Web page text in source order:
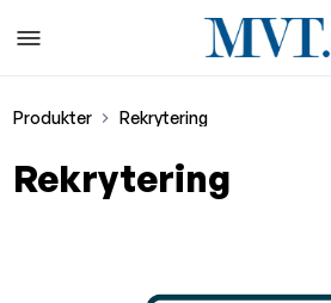
Produkter Rekrytering
Rekrytering